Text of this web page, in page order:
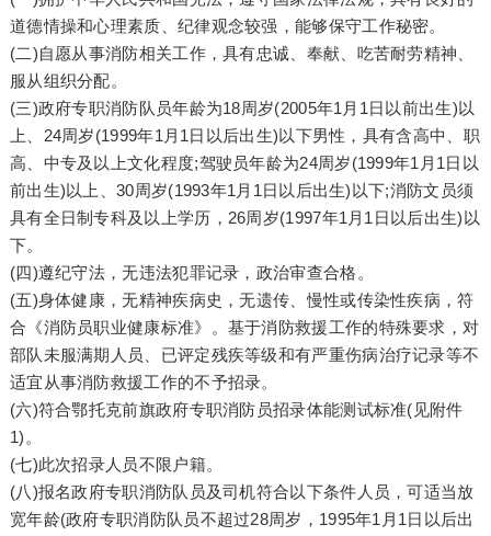
道德情操和心理素质、纪律观念较强，能够保守工作秘密。
(二)自愿从事消防相关工作，具有忠诚、奉献、吃苦耐劳精神、
服从组织分配。
(三)政府专职消防队员年龄为18周岁(2005年1月1日以前出生)以
上、24周岁(1999年1月1日以后出生)以下男性，具有含高中、职
高、中专及以上文化程度;驾驶员年龄为24周岁(1999年1月1日以
前出生)以上、30周岁(1993年1月1日以后出生)以下;消防文员须
具有全日制专科及以上学历，26周岁(1997年1月1日以后出生)以
下。
(四)遵纪守法，无违法犯罪记录，政治审查合格。
(五)身体健康，无精神疾病史，无遗传、慢性或传染性疾病，符
合《消防员职业健康标准》。基于消防救援工作的特殊要求，对
部队未服满期人员、已评定残疾等级和有严重伤病治疗记录等不
适宜从事消防救援工作的不予招录。
(六)符合鄂托克前旗政府专职消防员招录体能测试标准(见附件
1)。
(七)此次招录人员不限户籍。
(八)报名政府专职消防队员及司机符合以下条件人员，可适当放
宽年龄(政府专职消防队员不超过28周岁，1995年1月1日以后出